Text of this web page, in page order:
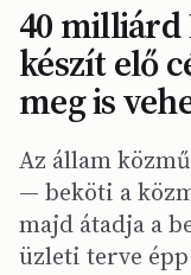
40 milliárd
készít elő
meg is
Az állam
— beköti a
majd átadja a
üzleti terve